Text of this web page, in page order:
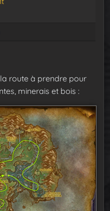
route à prendre pour
minerais et bois :